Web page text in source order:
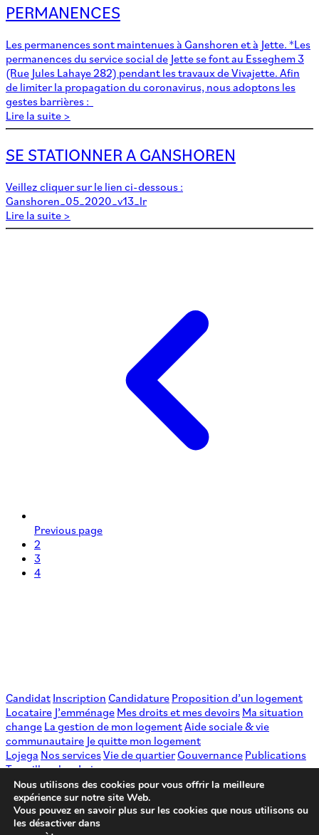
PERMANENCES
Les permanences sont maintenues à Ganshoren et à Jette. *Les
permanences du service social de Jette se font au Esseghem 3
(Rue Jules Lahaye 282) pendant les travaux de Vivajette. Afin
de limiter la propagation du coronavirus, nous adoptons les
gestes barrières :
Lire la suite >
SE STATIONNER A GANSHOREN
Veillez cliquer sur le lien ci-dessous :
Ganshoren_05_2020_v13_lr
Lire la suite >
Previous page
2
3
4
Candidat Inscription Candidature Proposition d’un logement
Locataire J’emménage Mes droits et mes devoirs Ma situation
change La gestion de mon logementAide sociale & vie
communautaire Je quitte mon logement
Lojega Nos servicesVie de quartierGouvernance Publications
Travailler chez Lojega
PatrimoineChantiers
Actualité
Contact
info@lojega.be
Voir le plan
Nous utilisons des cookies pour vous offrir la meilleure
expérience sur notre site Web.
Vous pouvez en savoir plus sur les cookies que nous utilisons ou
les désactiver dans